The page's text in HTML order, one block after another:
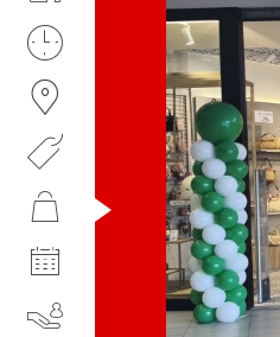
COME
PROMOZIONI
NEGOZI